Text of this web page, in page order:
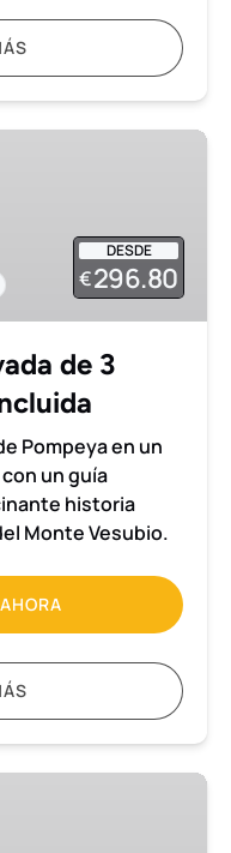
DESDE
€296.80
de 3
Pompeya en un
un guía
historia
Monte Vesubio.